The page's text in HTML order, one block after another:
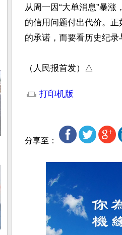
从周一因“大单消息”暴
的信用问题付出代价。
的承诺，而要看历史纪录
（人民报首发）△
打印机版
分享至：